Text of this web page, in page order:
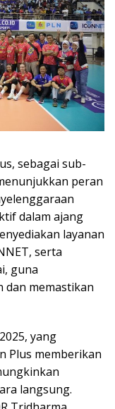
sebagai sub-
peran
dalam ajang
layanan
serta
guna
dan memastikan
yang
Plus memberikan
langsung.